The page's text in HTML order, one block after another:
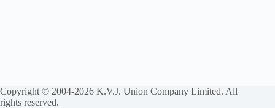
Copyright © 2004-2026 K.V.J. Union Company Limited. All
rights reserved.